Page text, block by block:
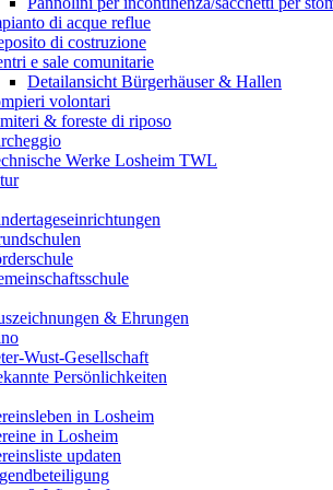
di acque reflue
di costruzione
e sale comunitarie
Detailansicht Bürgerhäuser & Hallen
volontari
& foreste di riposo
Werke Losheim TWL
& Ehrungen
Wust-Gesellschaft
Persönlichkeiten
in Losheim
in Losheim
updaten